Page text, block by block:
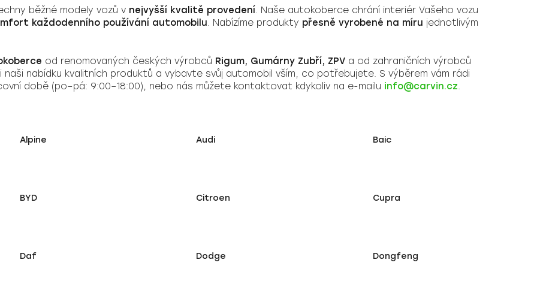
běžné modely vozů v nejvyšší kvalitě provedení. Naše autokoberce chrání interiér Vašeho vozu
každodenního používání automobilu. Nabízíme produkty přesně vyrobené na míru jednotlivým
od renomovaných českých výrobců Rigum, Gumárny Zubří, ZPV a od zahraničních výrobců
naši nabídku kvalitních produktů a vybavte svůj automobil vším, co potřebujete. S výběrem vám rádi
době (po–pá: 9:00–18:00), nebo nás můžete kontaktovat kdykoliv na e-mailu info@carvin.cz.
Alpine Audi Baic
BYD Citroen Cupra
Daf Dodge Dongfeng